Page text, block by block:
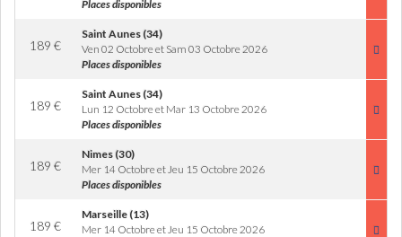
Places disponibles
189 €
Saint Aunes (34)
Ven 02 Octobre et Sam 03 Octobre 2026
Places disponibles
189 €
Saint Aunes (34)
Lun 12 Octobre et Mar 13 Octobre 2026
Places disponibles
189 €
Nimes (30)
Mer 14 Octobre et Jeu 15 Octobre 2026
Places disponibles
189 €
Marseille (13)
Mer 14 Octobre et Jeu 15 Octobre 2026